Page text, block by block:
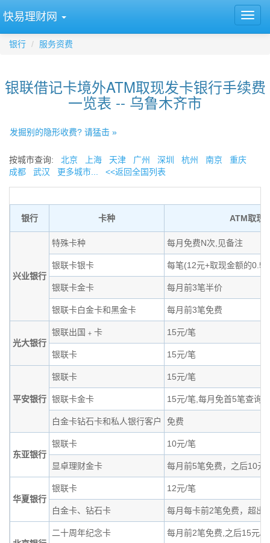
快易理财网
银行 服务资费
银联借记卡境外ATM取现发卡银行手续费
一览表 -- 乌鲁木齐市
发掘别的隐形收费? 请猛击 »
按城市查询: 北京 上海 天津 广州 深圳 杭州 南京
重庆
成都
武汉 更多城市... <<返回全国列表
银行 卡种 ATM取现
兴业银行
特殊卡种 每月免费N次,见备注
银联卡银卡 每笔(12元+取现金额的
银联卡金卡 每月前3笔半价
银联卡白金卡和黑金卡 每月前3笔免费
光大银行
银联出国﹢卡 15元/笔
银联卡 15元/笔
平安银行
银联卡 15元/笔
银联卡金卡 15元/笔,每月免首5笔查询
白金卡钻石卡和私人银行客户 免费
东亚银行
银联卡 10元/笔
显卓理财金卡 每月前5笔免费，之后10元/
华夏银行
银联卡 12元/笔
白金卡、钻石卡 每月每卡前2笔免费，超出
二十周年纪念卡 每月前2笔免费,之后15元/笔